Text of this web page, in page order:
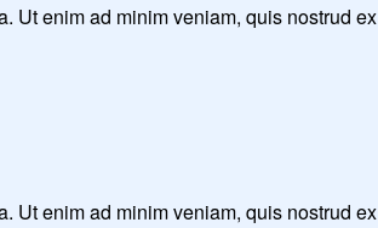
Ut enim ad minim veniam, quis nostrud ex
Ut enim ad minim veniam, quis nostrud ex